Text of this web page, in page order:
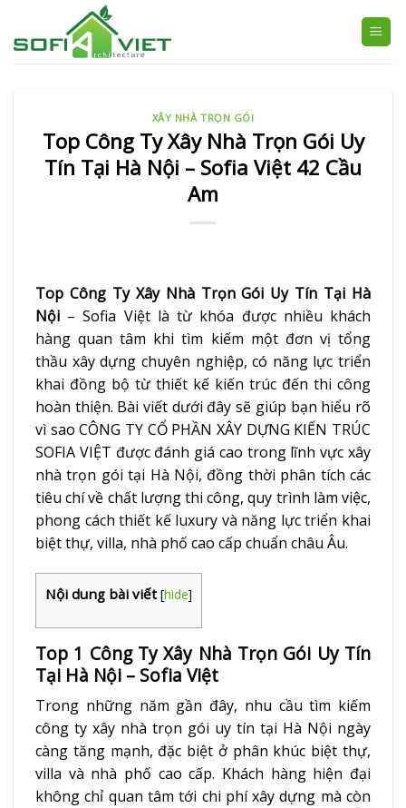
XÂY NHÀ TRỌN GÓI
Top Công Ty Xây Nhà Trọn Gói Uy
Tín Tại Hà Nội – Sofia Việt 42 Cầu
Am
Top Công Ty Xây Nhà Trọn Gói Uy Tín Tại Hà
Nội – Sofia Việt là từ khóa được nhiều khách
hàng quan tâm khi tìm kiếm một đơn vị tổng
thầu xây dựng chuyên nghiệp, có năng lực triển
khai đồng bộ từ thiết kế kiến trúc đến thi công
hoàn thiện. Bài viết dưới đây sẽ giúp bạn hiểu rõ
vì sao CÔNG TY CỔ PHẦN XÂY DỰNG KIẾN TRÚC
SOFIA VIỆT được đánh giá cao trong lĩnh vực xây
nhà trọn gói tại Hà Nội, đồng thời phân tích các
tiêu chí về chất lượng thi công, quy trình làm việc,
phong cách thiết kế luxury và năng lực triển khai
biệt thự, villa, nhà phố cao cấp chuẩn châu Âu.
Nội dung bài viết [hide]
Top 1 Công Ty Xây Nhà Trọn Gói Uy Tín
Tại Hà Nội – Sofia Việt
Trong những năm gần đây, nhu cầu tìm kiếm
công ty xây nhà trọn gói uy tín tại Hà Nội ngày
càng tăng mạnh, đặc biệt ở phân khúc biệt thự,
villa và nhà phố cao cấp. Khách hàng hiện đại
không chỉ quan tâm tới chi phí xây dựng mà còn